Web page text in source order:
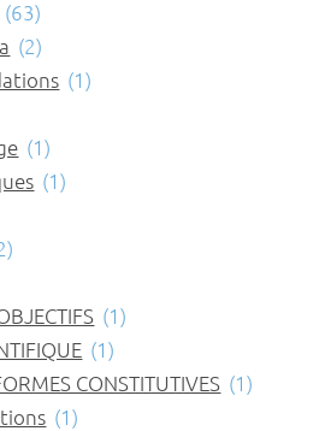
(63)
(2)
(1)
(1)
(1)
(1)
(1)
CONSTITUTIVES (1)
(1)